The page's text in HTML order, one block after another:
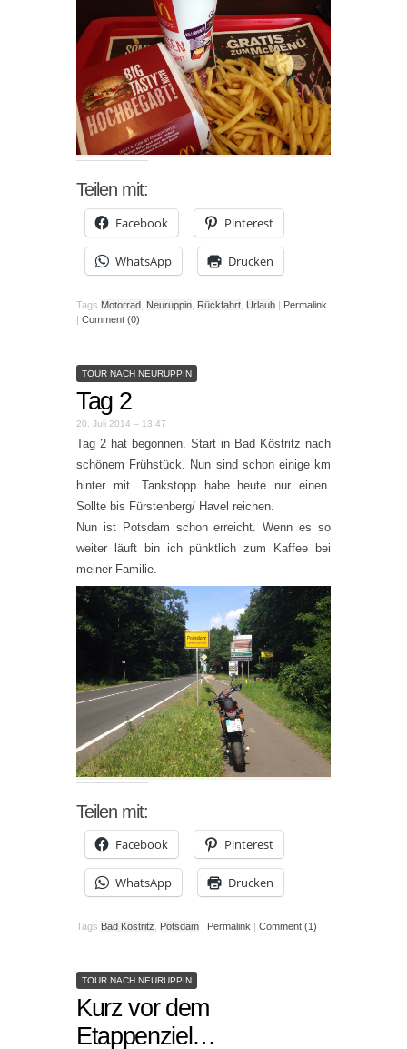
Teilen mit:
Facebook Pinterest
WhatsApp Drucken
Tags Motorrad Neuruppin Rückfahrt Urlaub | Permalink
| Comment (0)
TOUR NACH NEURUPPIN
Tag 2
20. Juli 2014 – 13:47
Tag 2 hat begonnen. Start in Bad Köstritz nach
schönem Frühstück. Nun sind schon einige km
hinter mit. Tankstopp habe heute nur einen.
Sollte bis Fürstenberg/ Havel reichen.
Nun ist Potsdam schon erreicht. Wenn es so
weiter läuft bin ich pünktlich zum Kaffee bei
meiner Familie.
Teilen mit:
Facebook Pinterest
WhatsApp Drucken
Tags Bad Köstritz Potsdam Permalink Comment (1)
TOUR NACH NEURUPPIN
Kurz vor dem
Etappenziel…